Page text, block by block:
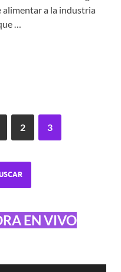
alimentar a la industria
…
2 3
EN VIVO